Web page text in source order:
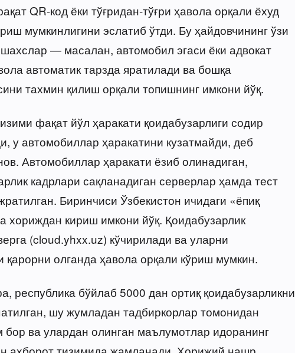
QR-код ёки тўғридан-тўғри ҳавола орқали ёхуд
мумкинлигини эслатиб ўтди. Бу ҳайдовчининг ўзи
— масалан, автомобил эгаси ёки адвокат
автоматик тарзда яратилади ва бошқа
тахмин қилиш орқали топишнинг имкони йўқ.
фақат йўл ҳаракати қоидабузарлиги содир
у автомобиллар ҳаракатини кузатмайди, деб
Автомобиллар ҳаракати ёзиб олинадиган,
кадрлари сақланадиган серверлар ҳамда тест
Биринчиси Ўзбекистон ичидаги «ёпиқ
хориждан кириш имкони йўқ. Қоидабузарлик
(cloud.yhxx.uz) кўчирилади ва уларни
қарорни олганда ҳавола орқали кўриш мумкин.
республика бўйлаб 5000 дан ортиқ қоидабузарликни
шу жумладан тадбиркорлар томонидан
бор ва улардан олинган маълумотлар идоранинг